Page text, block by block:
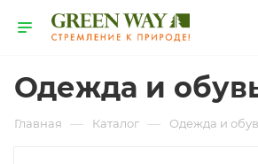
Одежда и
Главная — Каталог — Одежда и